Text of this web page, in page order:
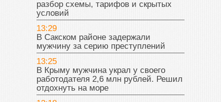
разбор схемы, тарифов и скрытых
условий
13:29
В Сакском районе задержали
мужчину за серию преступлений
13:25
В Крыму мужчина украл у своего
работодателя 2,6 млн рублей. Решил
отдохнуть на море